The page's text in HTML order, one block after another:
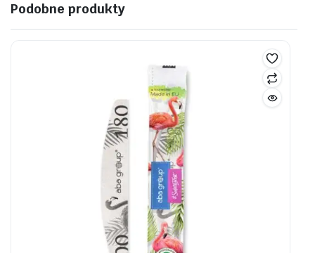
Podobne produkty